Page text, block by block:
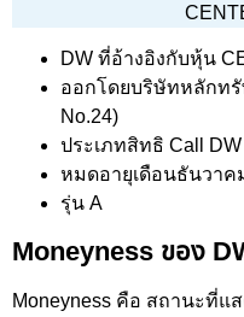
DW ที่อ้างอิงกับหุ้น
ออกโดยบริษัทหลักทรั
No.24)
ประเภทสิทธิ Call DW
หมดอายุเดือนธันวาค
รุ่น A
Moneyness ของ
Moneyness คือ สถานะที่